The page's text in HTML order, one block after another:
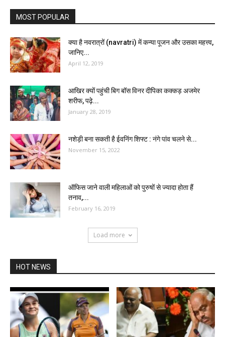
MOST POPULAR
क्या है नवरात्रों (navratri) में कन्या पूजन और उसका महत्त्व,
जानिए...
April 12, 2019
आखिर क्यों पहुंची बिग बॉस विनर दीपिका कक्कड़ अजमेर
शरीफ, पढ़े...
January 28, 2019
नशेड़ी बना सकती है ईवनिंग शिफ्ट : नंगे पांव चलने से...
November 15, 2022
ऑफिस जाने वाली महिलाओं को पुरुषों से ज्यादा होता हैं
तनाव,...
February 16, 2019
Load more
HOT NEWS